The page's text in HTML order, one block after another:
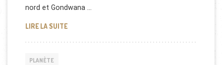
nord et Gondwana …
LIRE LA SUITEPANGÉE : CONNAISSEZ-VOUS CE SUPER
PLANÈTE